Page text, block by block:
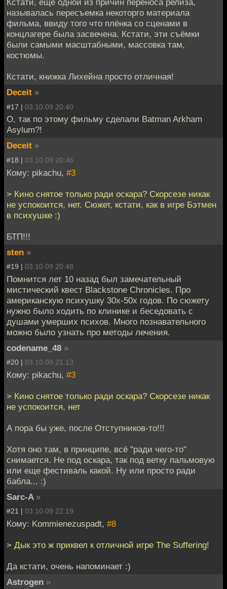
Кстати, ещё одной из причин переноса релиза,
называлась пересъемка некоторго материала
фильма, ввиду того что плёнка со сценами в
концлагере была засвечена. Кстати, эти съёмки
были самыми масштабными, массовка там,
костюмы.
Кстати, книжка Лихейна просто отличная!
Deceit »
#17 | 03.10.09 20:40
О, так по этому фильму сделали Batman Arkham
Asylum?!
Deceit »
#18 | 03.10.09 20:46
Кому: pikachu, #3
> Кино снятое только ради оскара? Скорсезе никак
не успокоится, нет. Сюжет, кстати, как в игре Бэтмен
в психушке :)
БТП!!!
sten »
#19 | 03.10.09 20:48
Помнится лет 10 назад был замечательный
мистический квест Blackstone Chronicles. Про
американскую психушку 30х-50х годов. По сюжету
нужно было ходить по клинике и беседовать с
душами умерших психов. Много познавательного
можно было узнать про методы лечения.
codename_48 »
#20 | 03.10.09 21:13
Кому: pikachu, #3
> Кино снятое только ради оскара? Скорсезе никак
не успокоится, нет
А пора бы уже, после Отступников-то!!!
Хотя оно там, в принципе, всё "ради чего-то"
снимается. Не под оскара, так под ветку пальмовую
или еще фестиваль какой. Ну или просто ради
бабла... :)
Sarc-A »
#21 | 03.10.09 22:19
Кому: Kommienezuspadt, #8
> Дык это ж приквел к отличной игре The Suffering!
Да кстати, очень напоминает :)
Astrogen »